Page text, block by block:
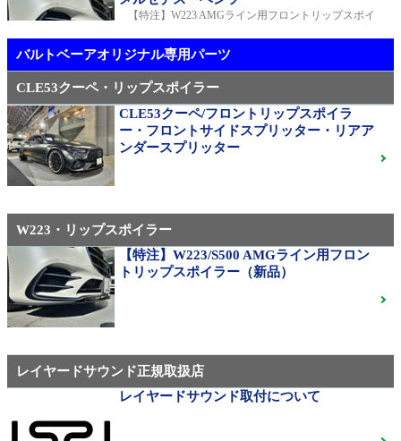
AMG（メルセデスAMG）
21インチ鍛造 TWS EXlete 210M ミシュランパイロッ
トスポーツ4Sご成約済
310M Exe Monoblock Exlete鍛造23インチ W463A G63
用サイズ（379）
メルセデス・ベンツ
◆メルセデスマイバッハ純正20インチホイール
◆X222◆美品中古ご成約済
ベンツ中古ホイル・タイヤ
【特注】W223 AMGライン用フロントリップスポイ
バルトベーアオリジナル専用パーツ
CLE53クーペ・リップスポイラー
CLE53クーペ/フロントリップスポイラ
ー・フロントサイドスプリッター・リアア
ンダースプリッター
W223・リップスポイラー
【特注】W223/S500 AMGライン用フロン
トリップスポイラー（新品）
レイヤードサウンド正規取扱店
レイヤードサウンド取付について